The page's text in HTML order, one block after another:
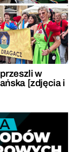
w
[zdjęcia i